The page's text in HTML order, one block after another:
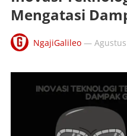
Mengatasi
NgajiGalileo—